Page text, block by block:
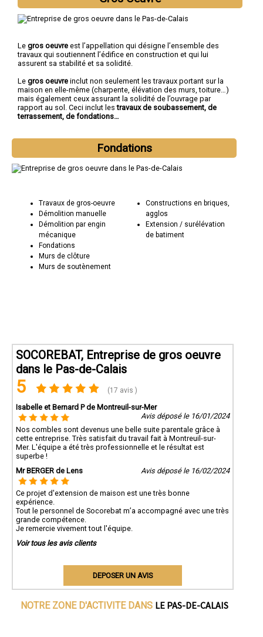
Le gros oeuvre est l’appellation qui désigne l’ensemble des
travaux qui soutiennent l’édifice en construction et qui lui
assurent sa stabilité et sa solidité.
Le gros oeuvre inclut non seulement les travaux portant sur la
maison en elle-même (charpente, élévation des murs, toiture…)
mais également ceux assurant la solidité de l’ouvrage par
rapport au sol. Ceci inclut lestravaux de soubassement, de
terrassement, de fondations…
Fondations
Travaux de gros-oeuvre
Démolition manuelle
Démolition par engin
mécanique
Fondations
Murs de clôture
Murs de soutènement
Constructions en briques,
agglos
Extension / surélévation
de batiment
SOCOREBAT, Entreprise de gros oeuvre
dans le Pas-de-Calais
5 (17 avis )
Isabelle et Bernard P de Montreuil-sur-Mer
Avis déposé le 16/01/2024
Nos combles sont devenus une belle suite parentale grâce à
cette entreprise. Très satisfait du travail fait à Montreuil-sur-
Mer. L'équipe a été très professionnelle et le résultat est
superbe !
Mr BERGER de Lens
Avis déposé le 16/02/2024
Ce projet d'extension de maison est une très bonne
expérience.
Tout le personnel de Socorebat m’a accompagné avec une très
grande compétence.
Je remercie vivement tout l'équipe.
Voir tous les avis clients
DEPOSER UN AVIS
NOTRE ZONE D'ACTIVITE DANS LE PAS-DE-CALAIS